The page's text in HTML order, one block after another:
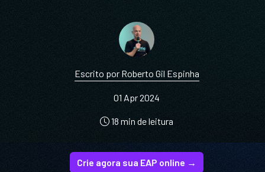
Escrito por Roberto Gil Espinha
01 Apr 2024
18 min de leitura
Crie agora sua EAP online →